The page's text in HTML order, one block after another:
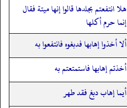
هلا انتفعتم بجلدها قالوا إنها ميتة فقال
إنما حرم أكلها
ألا أخذوا إهابها فدبغوه فانتفعوا به
أخذتم إهابها فاستمتعتم به
أيما إهاب دبغ فقد طهر